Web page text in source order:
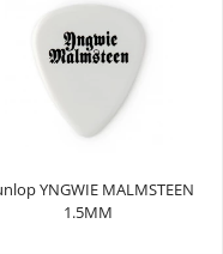
YNGWIE MALMSTEEN
1.5MM